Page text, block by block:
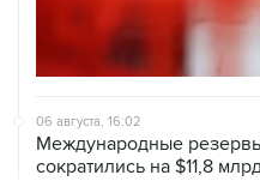
06 августа, 16:02
Международные
сократились на $11,8